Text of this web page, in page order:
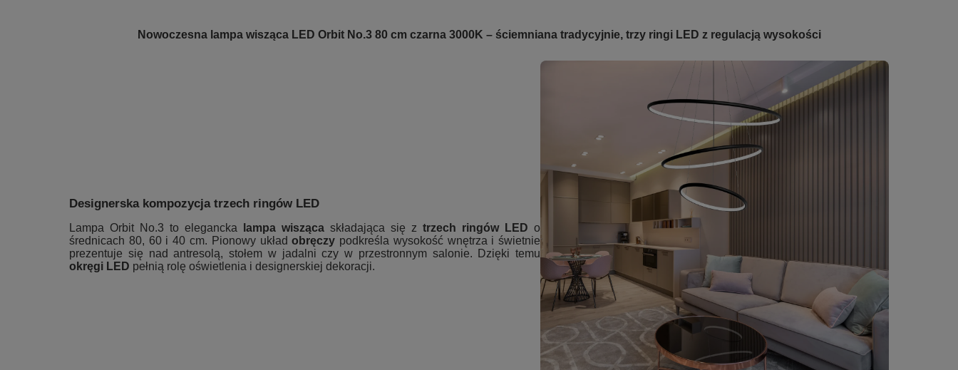
Nowoczesna lampa wisząca LED Orbit No.3 80 cm czarna 3000K – ściemniana tradycyjnie, trzy ringi LED z regulacją wysokości
Designerska kompozycja trzech ringów LED
Lampa Orbit No.3 to elegancka lampa wisząca składająca się ztrzech ringów LED o
średnicach 80, 60 i 40 cm. Pionowy układobręczy podkreśla wysokość wnętrza i świetnie
prezentuje się nad antresolą, stołem w jadalni czy w przestronnym salonie. Dzięki temu
okręgi LED pełnią rolę oświetlenia i designerskiej dekoracji.